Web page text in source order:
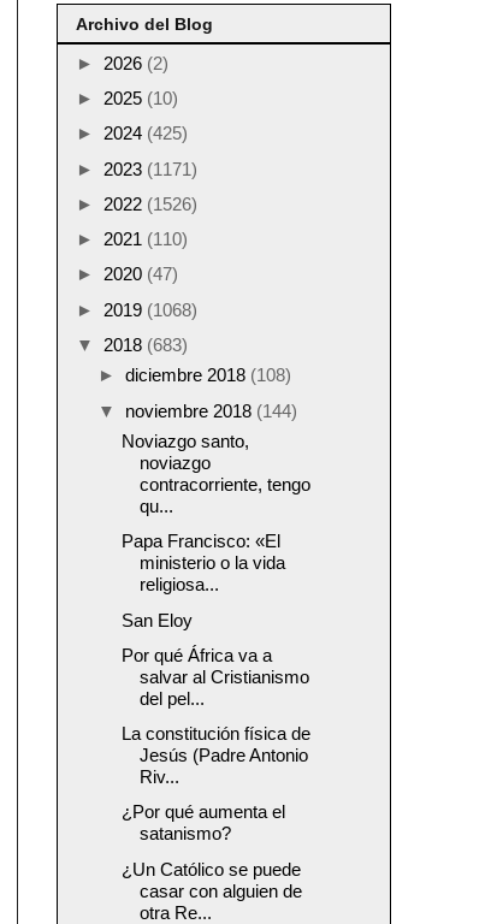
Archivo del Blog
► 2026 (2)
► 2025 (10)
► 2024 (425)
► 2023 (1171)
► 2022 (1526)
► 2021 (110)
► 2020 (47)
► 2019 (1068)
▼ 2018 (683)
► diciembre 2018 (108)
▼ noviembre 2018 (144)
Noviazgo santo,
noviazgo
contracorriente, tengo
qu...
Papa Francisco: «El
ministerio o la vida
religiosa...
San Eloy
Por qué África va a
salvar al Cristianismo
del pel...
La constitución física de
Jesús (Padre Antonio
Riv...
¿Por qué aumenta el
satanismo?
¿Un Católico se puede
casar con alguien de
otra Re...